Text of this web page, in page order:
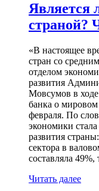
Является
страной?
«В настоящее
стран со
отделом
развития
Мовсумов в
банка о мировом
февраля. По
экономики
развития
сектора в
составляла 49%,
Читать далее